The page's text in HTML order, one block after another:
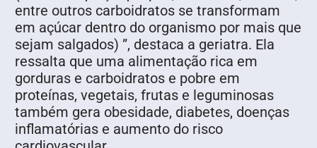
entre outros carboidratos se transformam
em açúcar dentro do organismo por mais que
sejam salgados) ”, destaca a geriatra. Ela
ressalta que uma alimentação rica em
gorduras e carboidratos e pobre em
proteínas, vegetais, frutas e leguminosas
também gera obesidade, diabetes, doenças
inflamatórias e aumento do risco